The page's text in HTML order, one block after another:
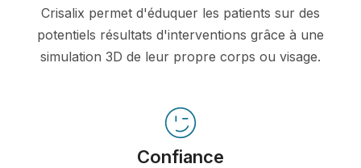
Crisalix permet d'éduquer les patients sur des
potentiels résultats d'interventions grâce à une
simulation 3D de leur propre corps ou visage.
Confiance